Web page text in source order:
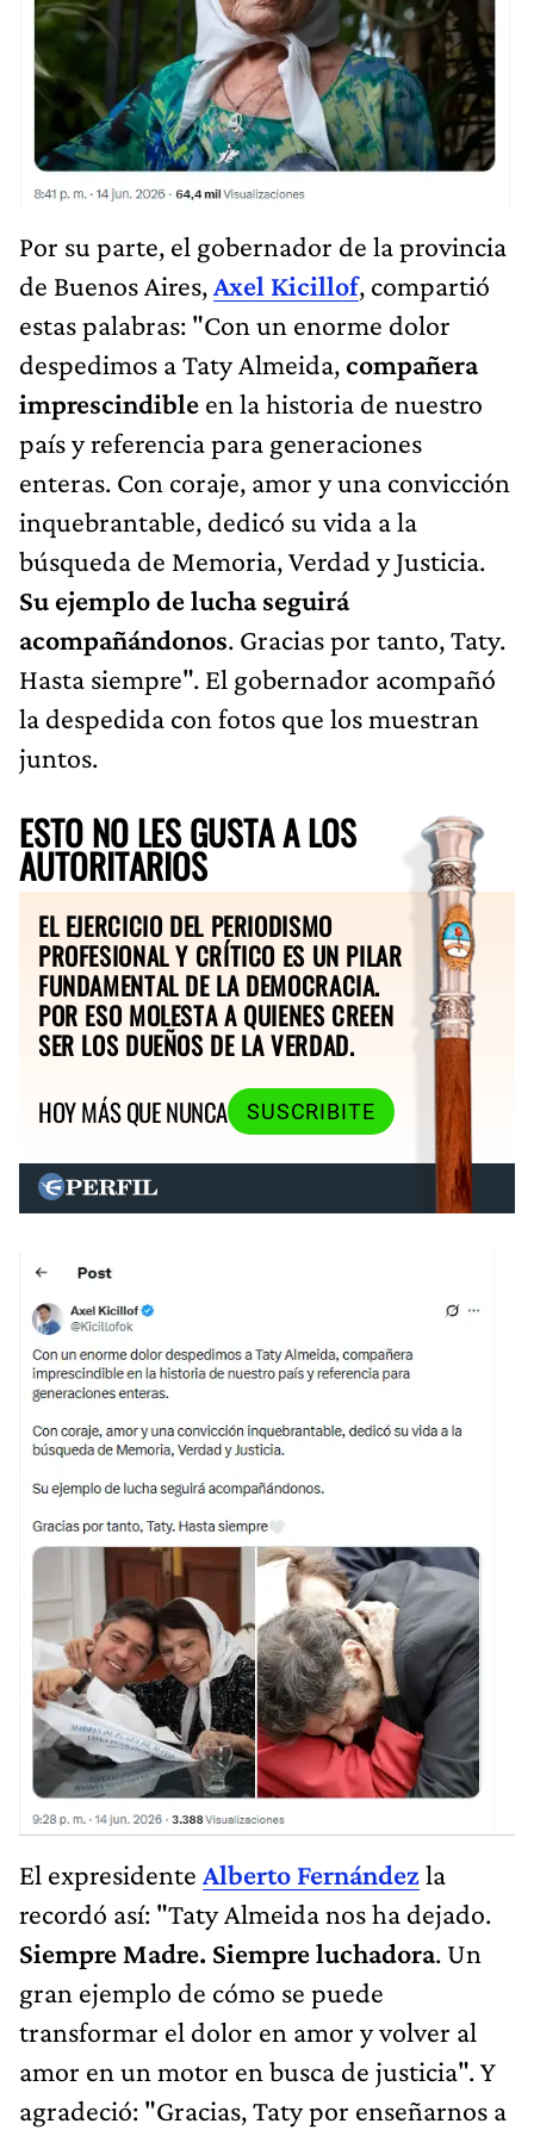
Por su parte, el gobernador de la provincia
de Buenos Aires,Axel Kicillof, compartió
estas palabras: "Con un enorme dolor
despedimos a Taty Almeida,compañera
imprescindible en la historia de nuestro
país y referencia para generaciones
enteras. Con coraje, amor y una convicción
inquebrantable, dedicó su vida a la
búsqueda de Memoria, Verdad y Justicia.
Su ejemplo de lucha seguirá
acompañándonos. Gracias por tanto, Taty.
Hasta siempre". El gobernador acompañó
la despedida con fotos que los muestran
juntos.
ESTO NO LES GUSTA A LOS
AUTORITARIOS
EL EJERCICIO DEL PERIODISMO
PROFESIONAL Y CRÍTICO ES UN PILAR
FUNDAMENTAL DE LA DEMOCRACIA.
POR ESO MOLESTA A QUIENES CREEN
SER LOS DUEÑOS DE LA VERDAD.
HOY MÁS QUE NUNCA
SUSCRIBITE
El expresidente Alberto Fernándezla
recordó así: "Taty Almeida nos ha dejado.
Siempre Madre. Siempre luchadora. Un
gran ejemplo de cómo se puede
transformar el dolor en amor y volver al
amor en un motor en busca de justicia". Y
agradeció: "Gracias, Taty por enseñarnos a